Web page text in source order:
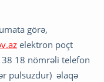
görə,
elektron poçt
38 18 nömrəli telefon
pulsuzdur) əlaqə